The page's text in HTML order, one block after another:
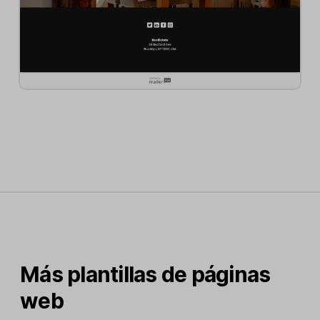
Más plantillas de páginas
web